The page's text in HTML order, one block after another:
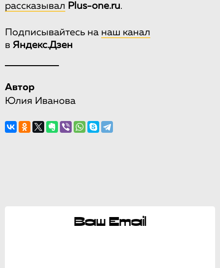
рассказывал Рlus-one.ru.
Подписывайтесь на наш канал
в Яндекс.Дзен
Автор
Юлия Иванова
Ваш Email